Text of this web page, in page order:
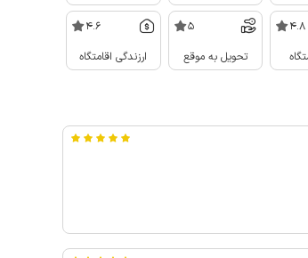
4.8
5
تحویل به موقع
4.6
ارزندگی اقامتگاه